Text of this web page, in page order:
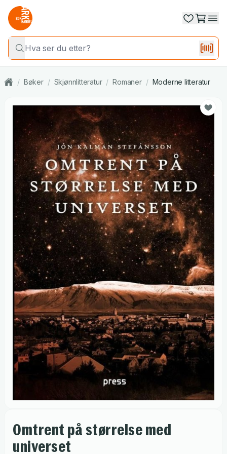
/ Bøker / Skjønnlitteratur / Romaner / Moderne litteratur
Omtrent på størrelse med
universet